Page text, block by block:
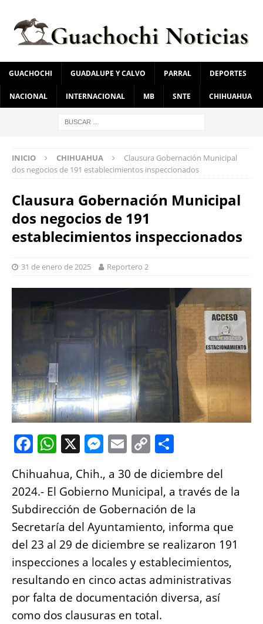
GUACHOCHI GUADALUPE Y CALVO PARRAL DEPORTES
NACIONAL INTERNACIONAL MB SNTE CHIHUAHUA
INICIO CHIHUAHUA
Clausura Gobernación Municipal
dos negocios de 191 establecimientos inspeccionados
Clausura Gobernación Municipal
dos negocios de 191
establecimientos inspeccionados
31 de enero de 2025 Reportero 2
F
c
e
b
o
o
k
W
at
s
A
p
p
X M
ss
e
n
g
er
E
m
ai
l
C
o
p
y
Li
n
k
a
re
Chihuahua, Chih., a 30 de diciembre del
2024.- El Gobierno Municipal, a través de la
Subdirección de Gobernación de la
Secretaría del Ayuntamiento, informa que
del 23 al 29 de diciembre se realizaron 191
inspecciones a locales y establecimientos,
resultando en cinco actas administrativas
por falta de documentación diversa, así
como dos clausuras en total.